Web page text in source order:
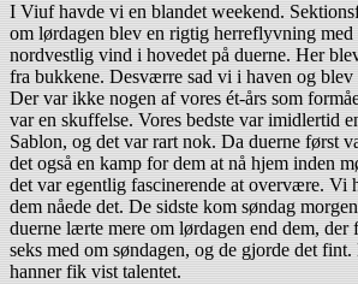
I Viuf havde vi en blandet weekend.
om lørdagen blev en rigtig herreflyvning med
nordvestlig vind i hovedet på duerne. Her
fra bukkene. Desværre sad vi i haven og
Der var ikke nogen af vores ét-års som
var en skuffelse. Vores bedste var imidlertid
Sablon, og det var rart nok. Da duerne først
det også en kamp for dem at nå hjem inden
det var egentlig fascinerende at overvære. Vi
dem nåede det. De sidste kom søndag
duerne lærte mere om lørdagen end dem,
seks med om søndagen, og de gjorde det
hanner fik vist talentet.